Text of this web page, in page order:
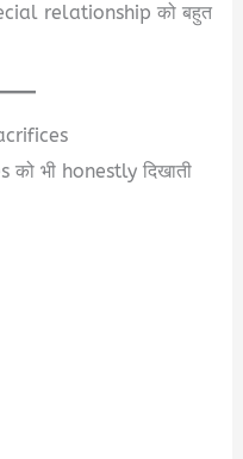
relationship को बहुत
भी honestly दिखाती